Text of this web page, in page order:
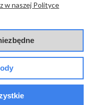
terradeco
w naszej Polityce